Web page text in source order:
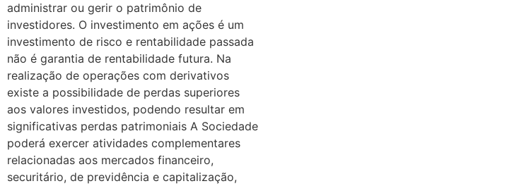
administrar ou gerir o patrimônio de
investidores. O investimento em ações é um
investimento de risco e rentabilidade passada
não é garantia de rentabilidade futura. Na
realização de operações com derivativos
existe a possibilidade de perdas superiores
aos valores investidos, podendo resultar em
significativas perdas patrimoniais A Sociedade
poderá exercer atividades complementares
relacionadas aos mercados financeiro,
securitário, de previdência e capitalização,